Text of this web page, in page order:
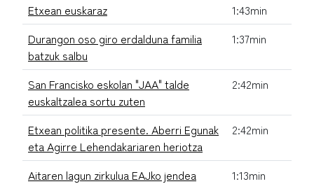
Etxean euskaraz
1:43min
Durangon oso giro erdalduna familia
batzuk salbu
1:37min
San Francisko eskolan "JAA" talde
euskaltzalea sortu zuten
2:42min
Etxean politika presente. Aberri Egunak
eta Agirre Lehendakariaren heriotza
2:42min
Aitaren lagun zirkulua EAJko jendea
1:13min